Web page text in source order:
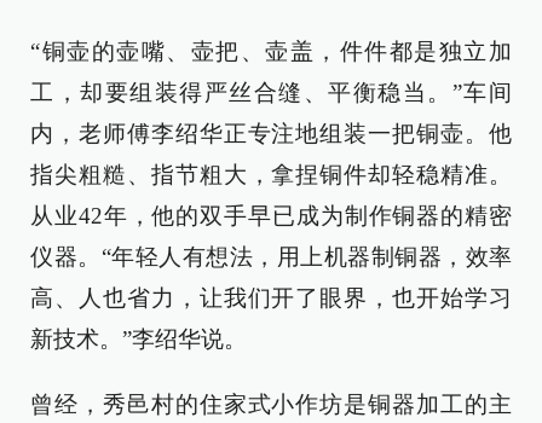
“铜壶的壶嘴、壶把、壶盖，件件都是独立加
工，却要组装得严丝合缝、平衡稳当。”车间
内，老师傅李绍华正专注地组装一把铜壶。他
指尖粗糙、指节粗大，拿捏铜件却轻稳精准。
从业42年，他的双手早已成为制作铜器的精密
仪器。“年轻人有想法，用上机器制铜器，效率
高、人也省力，让我们开了眼界，也开始学习
新技术。”李绍华说。
曾经，秀邑村的住家式小作坊是铜器加工的主